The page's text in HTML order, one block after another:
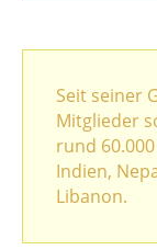
Seit seiner
Mitglieder
rund
Indien,
Libanon.